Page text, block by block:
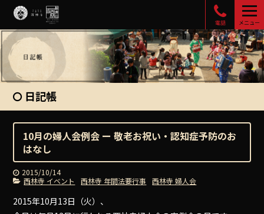
電話 メニュー
日記帳
10月の婦人会例会 ー 敬老お祝い・認知症予防のお
はなし
2015/10/14
西林寺 イベント
西林寺 年間法要行事 西林寺 婦人会
2015年10月13日（火）、